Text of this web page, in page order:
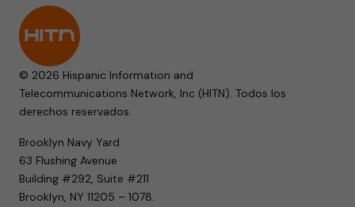
© 2026 Hispanic Information and
Telecommunications Network, Inc (HITN). Todos los
derechos reservados.
Brooklyn Navy Yard
63 Flushing Avenue
Building #292, Suite #211
Brooklyn, NY 11205 – 1078.